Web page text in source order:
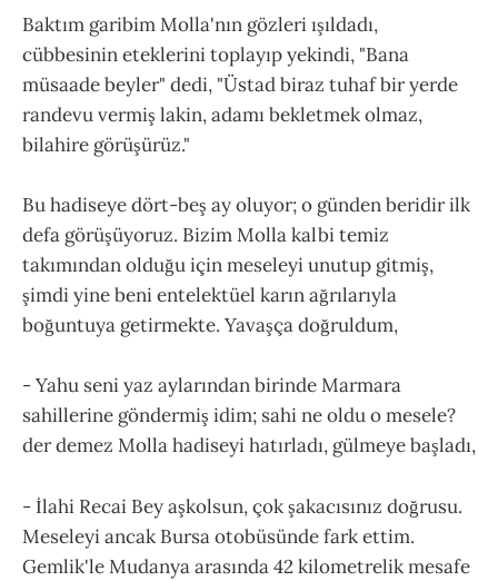
Baktım garibim Molla'nın gözleri ışıldadı,
cübbesinin eteklerini toplayıp yekindi, "Bana
müsaade beyler" dedi, "Üstad biraz tuhaf bir yerde
randevu vermiş lakin, adamı bekletmek olmaz,
bilahire görüşürüz."
Bu hadiseye dört-beş ay oluyor; o günden beridir ilk
defa görüşüyoruz. Bizim Molla kalbi temiz
takımından olduğu için meseleyi unutup gitmiş,
şimdi yine beni entelektüel karın ağrılarıyla
boğuntuya getirmekte. Yavaşça doğruldum,
- Yahu seni yaz aylarından birinde Marmara
sahillerine göndermiş idim; sahi ne oldu o mesele?
der demez Molla hadiseyi hatırladı, gülmeye başladı,
- İlahi Recai Bey aşkolsun, çok şakacısınız doğrusu.
Meseleyi ancak Bursa otobüsünde fark ettim.
Gemlik'le Mudanya arasında 42 kilometrelik mesafe